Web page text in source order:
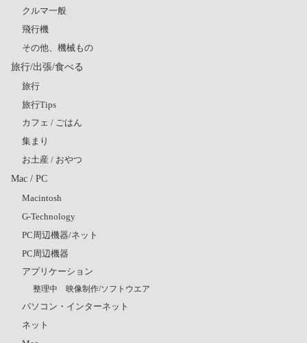
クルマ一般
飛行機
その他、機械もの
旅行/出張/食べる
旅行
旅行Tips
カフェ / ごはん
集まり
お土産 / おやつ
Mac / PC
Macintosh
G-Technology
PC周辺機器/ネット
PC周辺機器
アプリケーション
整理中 映像制作/ソフトウエア
パソコン・インターネット
ネット